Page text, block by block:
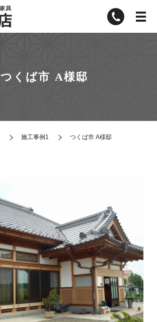
つくば市 A様邸
施工事例1 つくば市 A様邸